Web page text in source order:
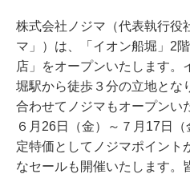
株式会社ノジマ（代表執行役
マ」）は、「イオン船堀」2
店」をオープンいたします。
堀駅から徒歩３分の立地とな
合わせてノジマもオープンい
６月26日（金）～７月17日
定特価としてノジマポイント
なセールも開催いたします。